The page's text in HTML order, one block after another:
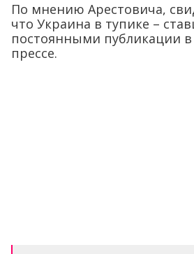
По мнению Арестовича,
что Украина в тупике –
постоянными публикации
прессе.